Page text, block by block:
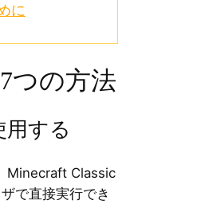
に
つの方法
用する
Minecraft Classic
で直接実行でき